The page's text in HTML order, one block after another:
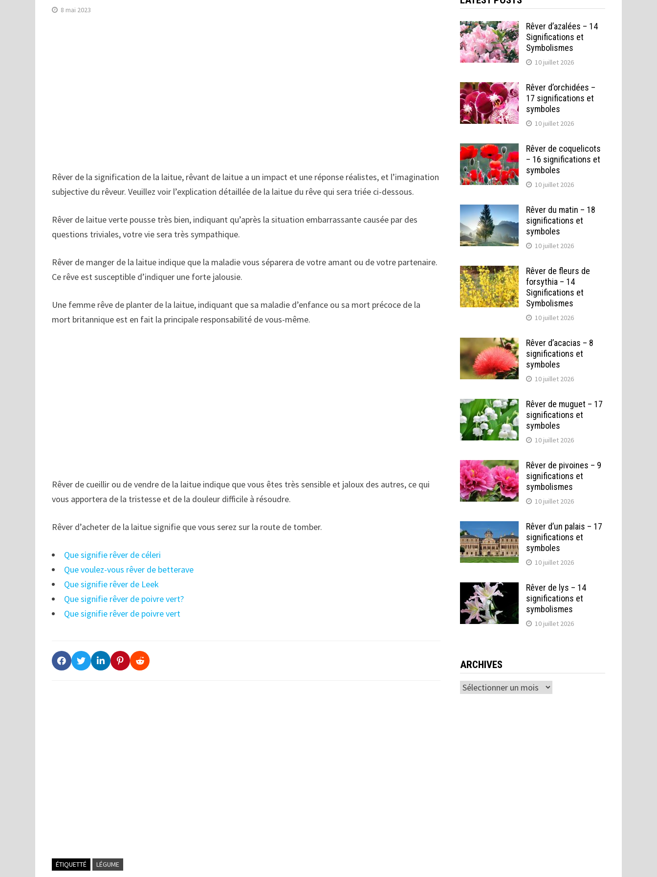
8 mai 2023
Rêver de la signification de la laitue, rêvant de laitue a un impact et une réponse réalistes, et l’imagination
subjective du rêveur. Veuillez voir l’explication détaillée de la laitue du rêve qui sera triée ci-dessous.
Rêver de laitue verte pousse très bien, indiquant qu’après la situation embarrassante causée par des
questions triviales, votre vie sera très sympathique.
Rêver de manger de la laitue indique que la maladie vous séparera de votre amant ou de votre partenaire.
Ce rêve est susceptible d’indiquer une forte jalousie.
Une femme rêve de planter de la laitue, indiquant que sa maladie d’enfance ou sa mort précoce de la
mort britannique est en fait la principale responsabilité de vous-même.
Rêver de cueillir ou de vendre de la laitue indique que vous êtes très sensible et jaloux des autres, ce qui
vous apportera de la tristesse et de la douleur difficile à résoudre.
Rêver d’acheter de la laitue signifie que vous serez sur la route de tomber.
Que signifie rêver de céleri
Que voulez-vous rêver de betterave
Que signifie rêver de Leek
Que signifie rêver de poivre vert?
Que signifie rêver de poivre vert
ÉTIQUETTÉ LÉGUME
Rêver d’azalées – 14
Significations et
Symbolismes
10 juillet 2026
Rêver d’orchidées –
17 significations et
symboles
10 juillet 2026
Rêver de coquelicots
– 16 significations et
symboles
10 juillet 2026
Rêver du matin – 18
significations et
symboles
10 juillet 2026
Rêver de fleurs de
forsythia – 14
Significations et
Symbolismes
10 juillet 2026
Rêver d’acacias – 8
significations et
symboles
10 juillet 2026
Rêver de muguet – 17
significations et
symboles
10 juillet 2026
Rêver de pivoines – 9
significations et
symbolismes
10 juillet 2026
Rêver d’un palais – 17
significations et
symboles
10 juillet 2026
Rêver de lys – 14
significations et
symbolismes
10 juillet 2026
ARCHIVES
Archives